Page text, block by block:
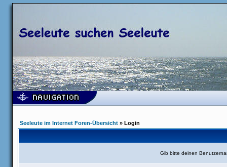
Seeleute im Internet Foren-Übersicht » Login
Gib bitte deinen